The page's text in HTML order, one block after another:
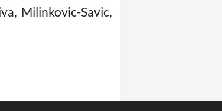
Milinkovic-Savic,